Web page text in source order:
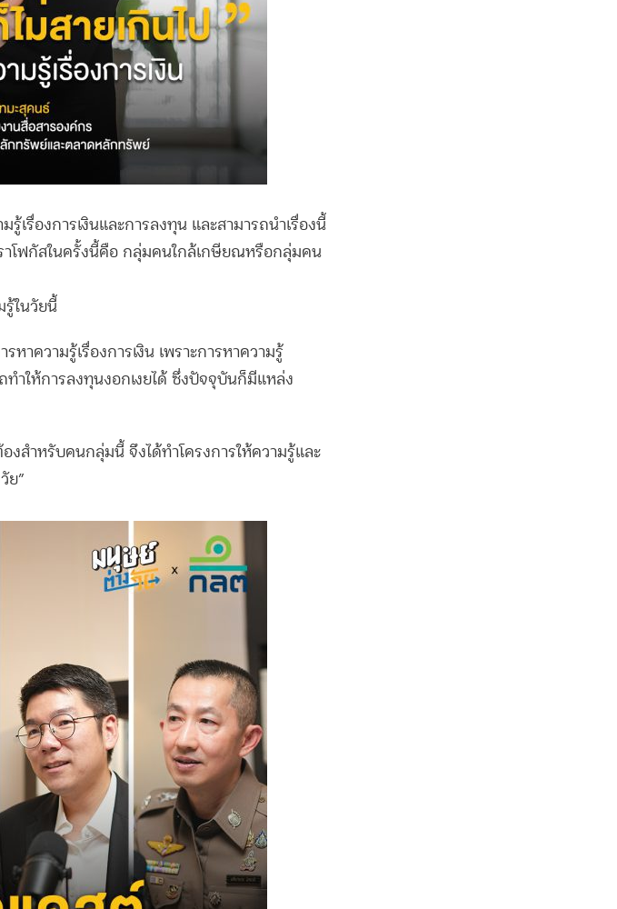
เรื่องการเงินและการลงทุน และสามารถนำเรื่องนี้
าโฟกัสในครั้งนี้คือ กลุ่มคนใกล้เกษียณหรือกลุ่มคน
รู้ในวัยนี้
หาความรู้เรื่องการเงิน เพราะการหาความรู้
ทำให้การลงทุนงอกเงยได้ ซึ่งปัจจุบันก็มีแหล่ง
งสำหรับคนกลุ่มนี้ จึงได้ทำโครงการให้ความรู้และ
ย”